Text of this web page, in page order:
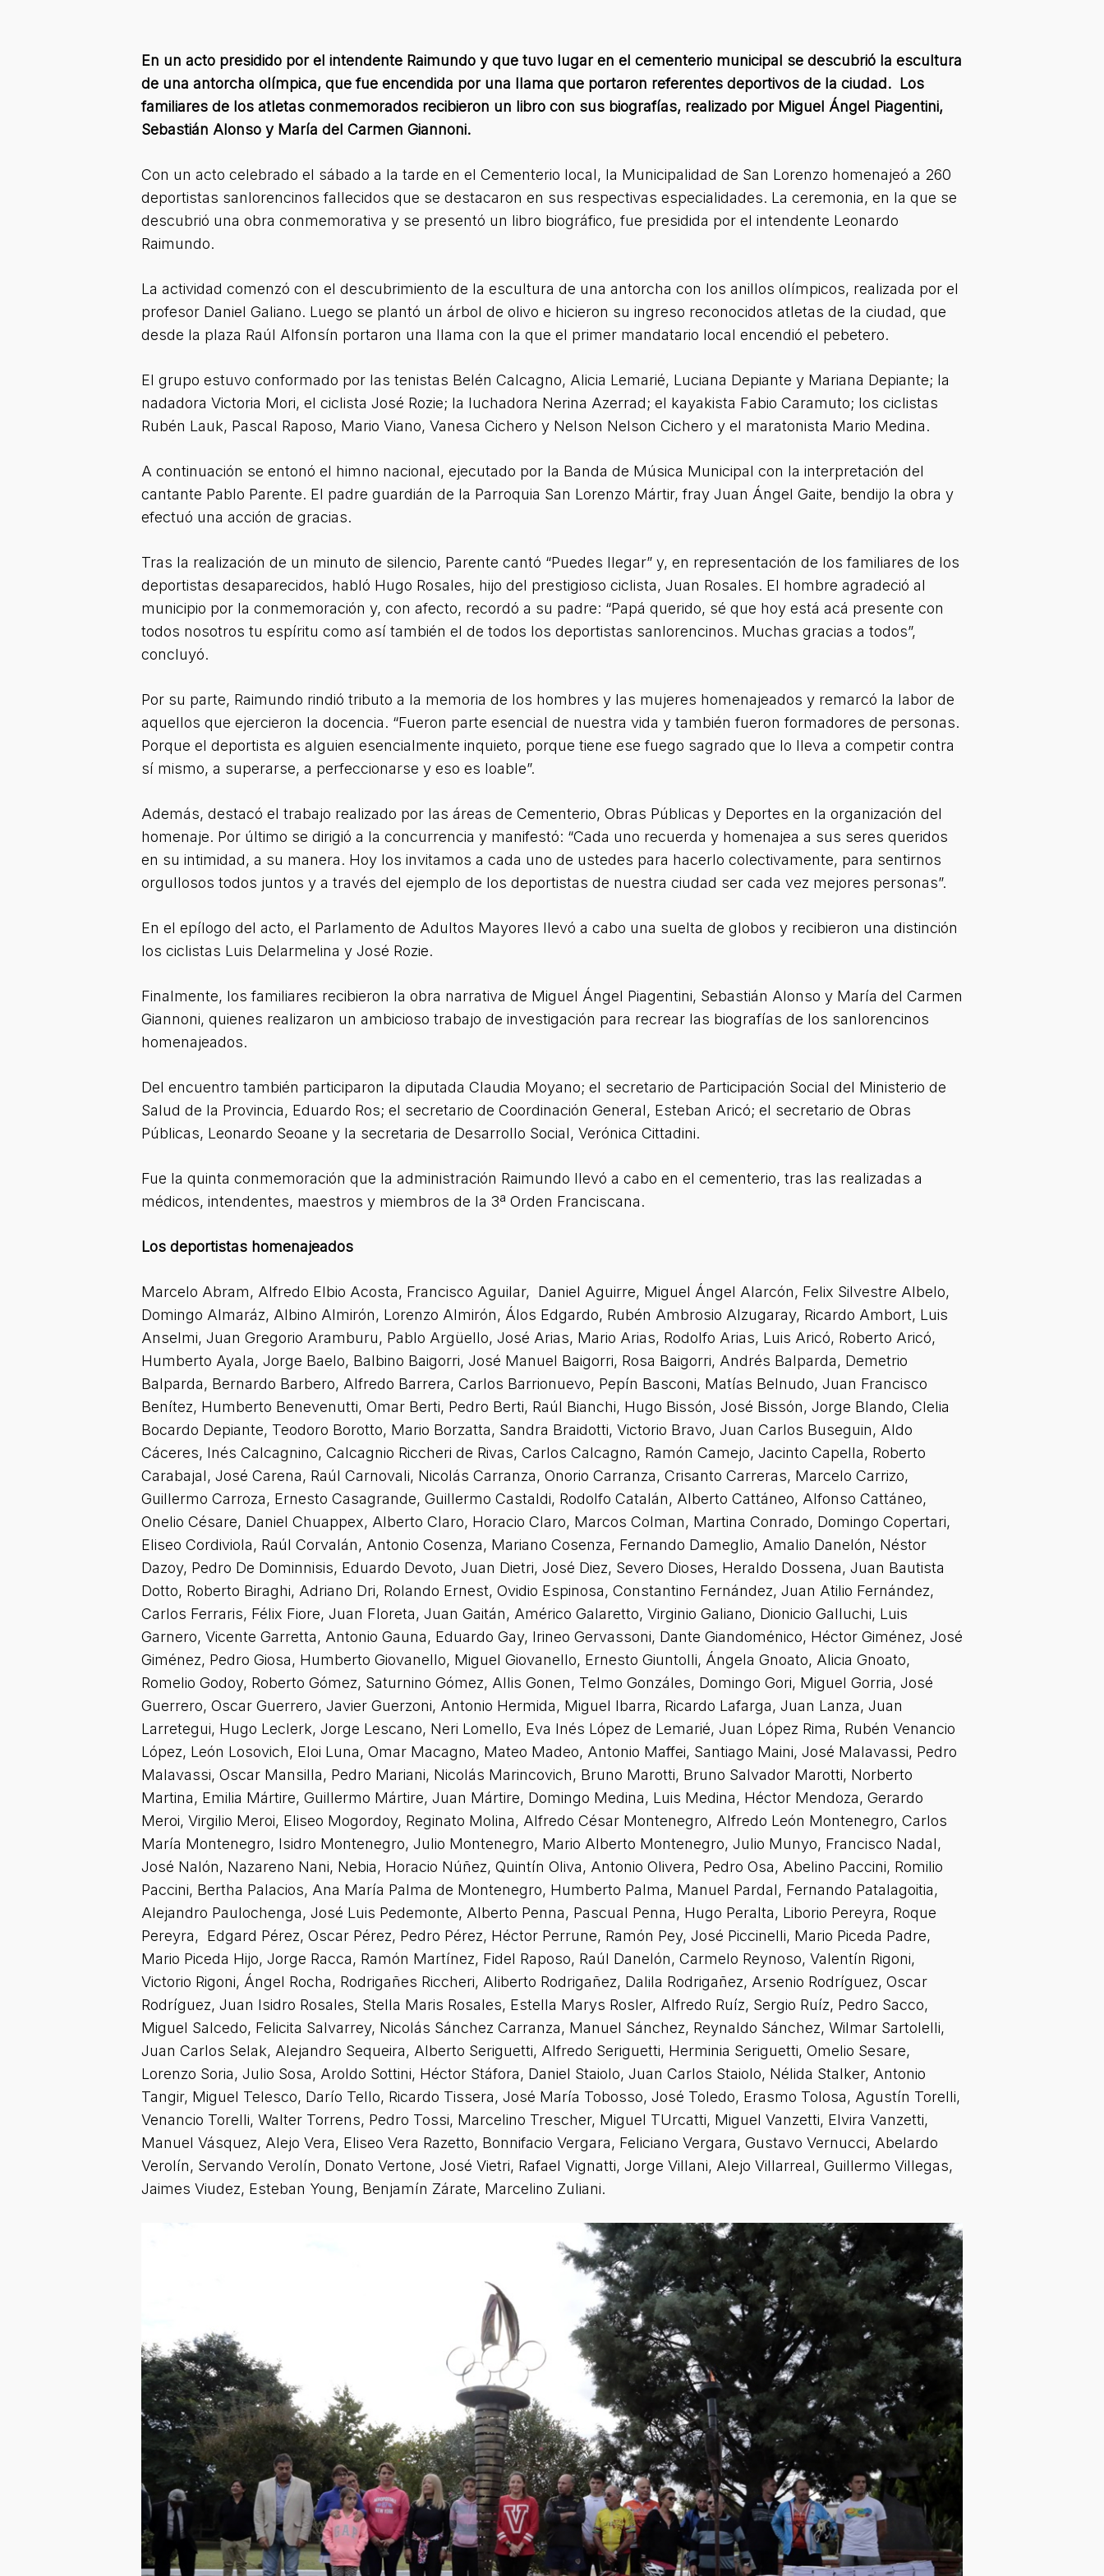
En un acto presidido por el intendente Raimundo y que tuvo lugar en el cementerio municipal se descubrió la escultura
de una antorcha olímpica, que fue encendida por una llama que portaron referentes deportivos de la ciudad. Los
familiares de los atletas conmemorados recibieron un libro con sus biografías, realizado por Miguel Ángel Piagentini,
Sebastián Alonso y María del Carmen Giannoni.
Con un acto celebrado el sábado a la tarde en el Cementerio local, la Municipalidad de San Lorenzo homenajeó a 260
deportistas sanlorencinos fallecidos que se destacaron en sus respectivas especialidades. La ceremonia, en la que se
descubrió una obra conmemorativa y se presentó un libro biográfico, fue presidida por el intendente Leonardo
Raimundo.
La actividad comenzó con el descubrimiento de la escultura de una antorcha con los anillos olímpicos, realizada por el
profesor Daniel Galiano. Luego se plantó un árbol de olivo e hicieron su ingreso reconocidos atletas de la ciudad, que
desde la plaza Raúl Alfonsín portaron una llama con la que el primer mandatario local encendió el pebetero.
El grupo estuvo conformado por las tenistas Belén Calcagno, Alicia Lemarié, Luciana Depiante y Mariana Depiante; la
nadadora Victoria Mori, el ciclista José Rozie; la luchadora Nerina Azerrad; el kayakista Fabio Caramuto; los ciclistas
Rubén Lauk, Pascal Raposo, Mario Viano, Vanesa Cichero y Nelson Nelson Cichero y el maratonista Mario Medina.
A continuación se entonó el himno nacional, ejecutado por la Banda de Música Municipal con la interpretación del
cantante Pablo Parente. El padre guardián de la Parroquia San Lorenzo Mártir, fray Juan Ángel Gaite, bendijo la obra y
efectuó una acción de gracias.
Tras la realización de un minuto de silencio, Parente cantó “Puedes llegar” y, en representación de los familiares de los
deportistas desaparecidos, habló Hugo Rosales, hijo del prestigioso ciclista, Juan Rosales. El hombre agradeció al
municipio por la conmemoración y, con afecto, recordó a su padre: “Papá querido, sé que hoy está acá presente con
todos nosotros tu espíritu como así también el de todos los deportistas sanlorencinos. Muchas gracias a todos”,
concluyó.
Por su parte, Raimundo rindió tributo a la memoria de los hombres y las mujeres homenajeados y remarcó la labor de
aquellos que ejercieron la docencia. “Fueron parte esencial de nuestra vida y también fueron formadores de personas.
Porque el deportista es alguien esencialmente inquieto, porque tiene ese fuego sagrado que lo lleva a competir contra
sí mismo, a superarse, a perfeccionarse y eso es loable”.
Además, destacó el trabajo realizado por las áreas de Cementerio, Obras Públicas y Deportes en la organización del
homenaje. Por último se dirigió a la concurrencia y manifestó: “Cada uno recuerda y homenajea a sus seres queridos
en su intimidad, a su manera. Hoy los invitamos a cada uno de ustedes para hacerlo colectivamente, para sentirnos
orgullosos todos juntos y a través del ejemplo de los deportistas de nuestra ciudad ser cada vez mejores personas”.
En el epílogo del acto, el Parlamento de Adultos Mayores llevó a cabo una suelta de globos y recibieron una distinción
los ciclistas Luis Delarmelina y José Rozie.
Finalmente, los familiares recibieron la obra narrativa de Miguel Ángel Piagentini, Sebastián Alonso y María del Carmen
Giannoni, quienes realizaron un ambicioso trabajo de investigación para recrear las biografías de los sanlorencinos
homenajeados.
Del encuentro también participaron la diputada Claudia Moyano; el secretario de Participación Social del Ministerio de
Salud de la Provincia, Eduardo Ros; el secretario de Coordinación General, Esteban Aricó; el secretario de Obras
Públicas, Leonardo Seoane y la secretaria de Desarrollo Social, Verónica Cittadini.
Fue la quinta conmemoración que la administración Raimundo llevó a cabo en el cementerio, tras las realizadas a
médicos, intendentes, maestros y miembros de la 3ª Orden Franciscana.
Los deportistas homenajeados
Marcelo Abram, Alfredo Elbio Acosta, Francisco Aguilar, Daniel Aguirre, Miguel Ángel Alarcón, Felix Silvestre Albelo,
Domingo Almaráz, Albino Almirón, Lorenzo Almirón, Álos Edgardo, Rubén Ambrosio Alzugaray, Ricardo Ambort, Luis
Anselmi, Juan Gregorio Aramburu, Pablo Argüello, José Arias, Mario Arias, Rodolfo Arias, Luis Aricó, Roberto Aricó,
Humberto Ayala, Jorge Baelo, Balbino Baigorri, José Manuel Baigorri, Rosa Baigorri, Andrés Balparda, Demetrio
Balparda, Bernardo Barbero, Alfredo Barrera, Carlos Barrionuevo, Pepín Basconi, Matías Belnudo, Juan Francisco
Benítez, Humberto Benevenutti, Omar Berti, Pedro Berti, Raúl Bianchi, Hugo Bissón, José Bissón, Jorge Blando, Clelia
Bocardo Depiante, Teodoro Borotto, Mario Borzatta, Sandra Braidotti, Victorio Bravo, Juan Carlos Buseguin, Aldo
Cáceres, Inés Calcagnino, Calcagnio Riccheri de Rivas, Carlos Calcagno, Ramón Camejo, Jacinto Capella, Roberto
Carabajal, José Carena, Raúl Carnovali, Nicolás Carranza, Onorio Carranza, Crisanto Carreras, Marcelo Carrizo,
Guillermo Carroza, Ernesto Casagrande, Guillermo Castaldi, Rodolfo Catalán, Alberto Cattáneo, Alfonso Cattáneo,
Onelio Césare, Daniel Chuappex, Alberto Claro, Horacio Claro, Marcos Colman, Martina Conrado, Domingo Copertari,
Eliseo Cordiviola, Raúl Corvalán, Antonio Cosenza, Mariano Cosenza, Fernando Dameglio, Amalio Danelón, Néstor
Dazoy, Pedro De Dominnisis, Eduardo Devoto, Juan Dietri, José Diez, Severo Dioses, Heraldo Dossena, Juan Bautista
Dotto, Roberto Biraghi, Adriano Dri, Rolando Ernest, Ovidio Espinosa, Constantino Fernández, Juan Atilio Fernández,
Carlos Ferraris, Félix Fiore, Juan Floreta, Juan Gaitán, Américo Galaretto, Virginio Galiano, Dionicio Galluchi, Luis
Garnero, Vicente Garretta, Antonio Gauna, Eduardo Gay, Irineo Gervassoni, Dante Giandoménico, Héctor Giménez, José
Giménez, Pedro Giosa, Humberto Giovanello, Miguel Giovanello, Ernesto Giuntolli, Ángela Gnoato, Alicia Gnoato,
Romelio Godoy, Roberto Gómez, Saturnino Gómez, Allis Gonen, Telmo Gonzáles, Domingo Gori, Miguel Gorria, José
Guerrero, Oscar Guerrero, Javier Guerzoni, Antonio Hermida, Miguel Ibarra, Ricardo Lafarga, Juan Lanza, Juan
Larretegui, Hugo Leclerk, Jorge Lescano, Neri Lomello, Eva Inés López de Lemarié, Juan López Rima, Rubén Venancio
López, León Losovich, Eloi Luna, Omar Macagno, Mateo Madeo, Antonio Maffei, Santiago Maini, José Malavassi, Pedro
Malavassi, Oscar Mansilla, Pedro Mariani, Nicolás Marincovich, Bruno Marotti, Bruno Salvador Marotti, Norberto
Martina, Emilia Mártire, Guillermo Mártire, Juan Mártire, Domingo Medina, Luis Medina, Héctor Mendoza, Gerardo
Meroi, Virgilio Meroi, Eliseo Mogordoy, Reginato Molina, Alfredo César Montenegro, Alfredo León Montenegro, Carlos
María Montenegro, Isidro Montenegro, Julio Montenegro, Mario Alberto Montenegro, Julio Munyo, Francisco Nadal,
José Nalón, Nazareno Nani, Nebia, Horacio Núñez, Quintín Oliva, Antonio Olivera, Pedro Osa, Abelino Paccini, Romilio
Paccini, Bertha Palacios, Ana María Palma de Montenegro, Humberto Palma, Manuel Pardal, Fernando Patalagoitia,
Alejandro Paulochenga, José Luis Pedemonte, Alberto Penna, Pascual Penna, Hugo Peralta, Liborio Pereyra, Roque
Pereyra, Edgard Pérez, Oscar Pérez, Pedro Pérez, Héctor Perrune, Ramón Pey, José Piccinelli, Mario Piceda Padre,
Mario Piceda Hijo, Jorge Racca, Ramón Martínez, Fidel Raposo, Raúl Danelón, Carmelo Reynoso, Valentín Rigoni,
Victorio Rigoni, Ángel Rocha, Rodrigañes Riccheri, Aliberto Rodrigañez, Dalila Rodrigañez, Arsenio Rodríguez, Oscar
Rodríguez, Juan Isidro Rosales, Stella Maris Rosales, Estella Marys Rosler, Alfredo Ruíz, Sergio Ruíz, Pedro Sacco,
Miguel Salcedo, Felicita Salvarrey, Nicolás Sánchez Carranza, Manuel Sánchez, Reynaldo Sánchez, Wilmar Sartolelli,
Juan Carlos Selak, Alejandro Sequeira, Alberto Seriguetti, Alfredo Seriguetti, Herminia Seriguetti, Omelio Sesare,
Lorenzo Soria, Julio Sosa, Aroldo Sottini, Héctor Stáfora, Daniel Staiolo, Juan Carlos Staiolo, Nélida Stalker, Antonio
Tangir, Miguel Telesco, Darío Tello, Ricardo Tissera, José María Tobosso, José Toledo, Erasmo Tolosa, Agustín Torelli,
Venancio Torelli, Walter Torrens, Pedro Tossi, Marcelino Trescher, Miguel TUrcatti, Miguel Vanzetti, Elvira Vanzetti,
Manuel Vásquez, Alejo Vera, Eliseo Vera Razetto, Bonnifacio Vergara, Feliciano Vergara, Gustavo Vernucci, Abelardo
Verolín, Servando Verolín, Donato Vertone, José Vietri, Rafael Vignatti, Jorge Villani, Alejo Villarreal, Guillermo Villegas,
Jaimes Viudez, Esteban Young, Benjamín Zárate, Marcelino Zuliani.